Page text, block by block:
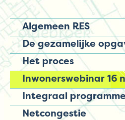
Algemeen RES
De gezamelijke
Het proces
Inwonerswebinar 16
Integraal
Netcongestie